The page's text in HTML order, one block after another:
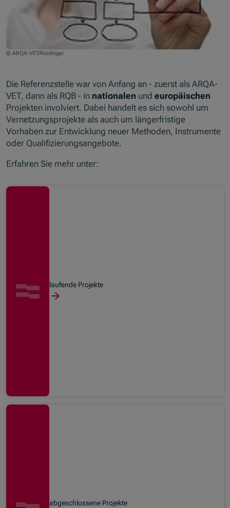
© ARQA-VET/Reidinger
Die Referenzstelle war von Anfang an - zuerst als ARQA-
VET, dann als RQB - in nationalen undeuropäischen
Projekten involviert. Dabei handelt es sich sowohl um
Vernetzungsprojekte als auch um längerfristige
Vorhaben zur Entwicklung neuer Methoden, Instrumente
oder Qualifizierungsangebote.
Erfahren Sie mehr unter:
laufende Projekte
abgeschlossene Projekte